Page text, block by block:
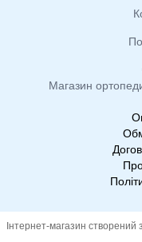
Магазин
Інтернет-магазин